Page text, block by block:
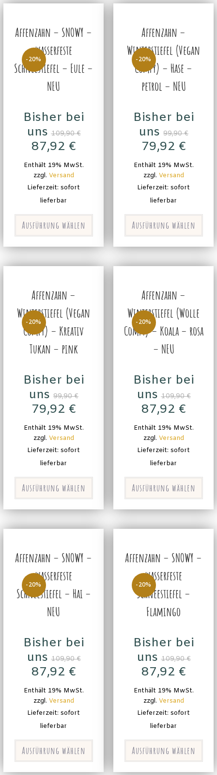
-20%
Affenzahn – SNOWY –
wasserfeste
Schneestiefel – Eule –
NEU
Bisher bei
uns 109,90€
87,92 €
Enthält 19% MwSt.
zzgl. Versand
Lieferzeit: sofort
lieferbar
Ausführung wählen
-20%
Affenzahn –
Winterstiefel (Vegan
Comfy) – Hase –
petrol – NEU
Bisher bei
uns 99,90€
79,92 €
Enthält 19% MwSt.
zzgl. Versand
Lieferzeit: sofort
lieferbar
Ausführung wählen
-20%
Affenzahn –
Winterstiefel (Vegan
Comfy) – Kreativ
Tukan – pink
Bisher bei
uns 99,90€
79,92 €
Enthält 19% MwSt.
zzgl. Versand
Lieferzeit: sofort
lieferbar
Ausführung wählen
-20%
Affenzahn –
Winterstiefel (Wolle
Comfy) – Koala – rosa
– NEU
Bisher bei
uns 109,90€
87,92 €
Enthält 19% MwSt.
zzgl. Versand
Lieferzeit: sofort
lieferbar
Ausführung wählen
-20%
Affenzahn – SNOWY –
wasserfeste
Schneestiefel – Hai –
NEU
Bisher bei
uns 109,90€
87,92 €
Enthält 19% MwSt.
zzgl. Versand
Lieferzeit: sofort
lieferbar
Ausführung wählen
-20%
Affenzahn – SNOWY –
wasserfeste
Schneestiefel –
Flamingo
Bisher bei
uns 109,90€
87,92 €
Enthält 19% MwSt.
zzgl. Versand
Lieferzeit: sofort
lieferbar
Ausführung wählen